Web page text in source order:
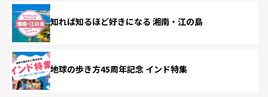
知れば知るほど好きになる 湘南・江の島
地球の歩き方45周年記念 インド特集